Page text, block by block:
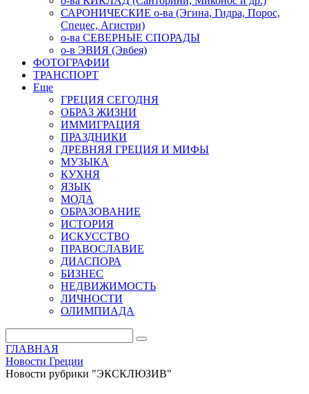
САРОНИЧЕСКИЕ о-ва (Эгина, Гидра, Порос,
Спецес, Агистри)
о-ва СЕВЕРНЫЕ СПОРАДЫ
о-в ЭВИЯ (Эвбея)
ФОТОГРАФИИ
ТРАНСПОРТ
Еще
ГРЕЦИЯ СЕГОДНЯ
ОБРАЗ ЖИЗНИ
ИММИГРАЦИЯ
ПРАЗДНИКИ
ДРЕВНЯЯ ГРЕЦИЯ И МИФЫ
МУЗЫКА
КУХНЯ
ЯЗЫК
МОДА
ОБРАЗОВАНИЕ
ИСТОРИЯ
ИСКУССТВО
ПРАВОСЛАВИЕ
ДИАСПОРА
БИЗНЕС
НЕДВИЖИМОСТЬ
ЛИЧНОСТИ
ОЛИМПИАДА
ГЛАВНАЯ
Новости Греции
Новости рубрики "ЭКСКЛЮЗИВ"